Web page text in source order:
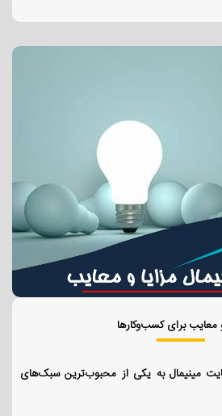
معایب برای کسب‌وکارها
مینیمال به یکی از محبوب‌ترین سبک‌های